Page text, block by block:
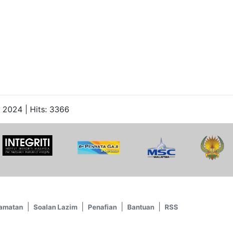
2024 | Hits: 3366
Soalan Lazim Penafian Bantuan RSS